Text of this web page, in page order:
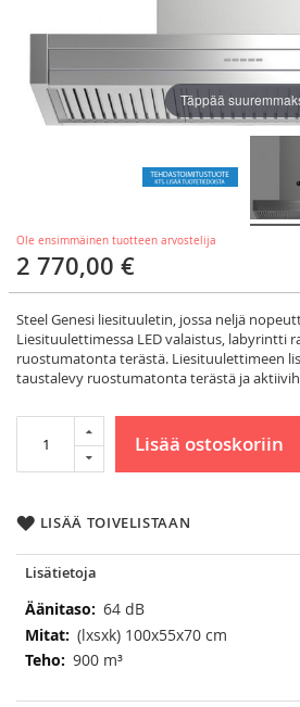
Ole ensimmäinen tuotteen arvostelija
2 770,00 €
Steel Genesi liesituuletin, jossa neljä
Liesituulettimessa LED valaistus, labyrintti
ruostumatonta terästä. Liesituulettimeen
taustalevy ruostumatonta terästä ja
Lisää ostoskoriin
LISÄÄ TOIVELISTAAN
Täppää
Lisätietoja
Lisätietoja
64 dB
(lxsxk) 100x55x70 cm
900 m³